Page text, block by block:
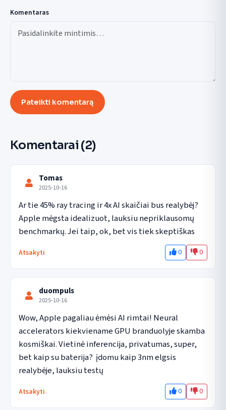
Komentaras
Pateikti komentarą
Komentarai (2)
Tomas
2025-10-16
Ar tie 45% ray tracing ir 4x AI skaičiai bus realybėj?
Apple mėgsta idealizuot, lauksiu nepriklausomų
benchmarkų. Jei taip, ok, bet vis tiek skeptiškas
Atsakyti 0 0
duompuls
2025-10-16
Wow, Apple pagaliau ėmėsi AI rimtai! Neural
accelerators kiekviename GPU branduolyje skamba
kosmiškai. Vietinė inferencija, privatumas, super,
bet kaip su baterija?  įdomu kaip 3nm elgsis
realybėje, lauksiu testų
Atsakyti 0 0